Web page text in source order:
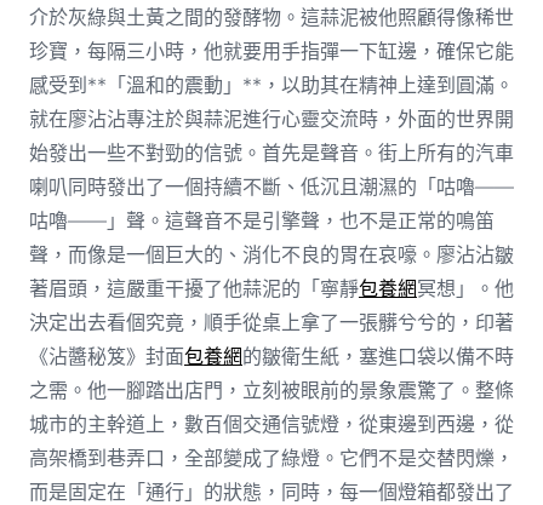
介於灰綠與土黃之間的發酵物。這蒜泥被他照顧得像稀世
珍寶，每隔三小時，他就要用手指彈一下缸邊，確保它能
感受到**「溫和的震動」**，以助其在精神上達到圓滿。
就在廖沾沾專注於與蒜泥進行心靈交流時，外面的世界開
始發出一些不對勁的信號。首先是聲音。街上所有的汽車
喇叭同時發出了一個持續不斷、低沉且潮濕的「咕嚕——
咕嚕——」聲。這聲音不是引擎聲，也不是正常的鳴笛
聲，而像是一個巨大的、消化不良的胃在哀嚎。廖沾沾皺
著眉頭，這嚴重干擾了他蒜泥的「寧靜包養網冥想」。他
決定出去看個究竟，順手從桌上拿了一張髒兮兮的，印著
《沾醬秘笈》封面包養網的皺衛生紙，塞進口袋以備不時
之需。他一腳踏出店門，立刻被眼前的景象震驚了。整條
城市的主幹道上，數百個交通信號燈，從東邊到西邊，從
高架橋到巷弄口，全部變成了綠燈。它們不是交替閃爍，
而是固定在「通行」的狀態，同時，每一個燈箱都發出了